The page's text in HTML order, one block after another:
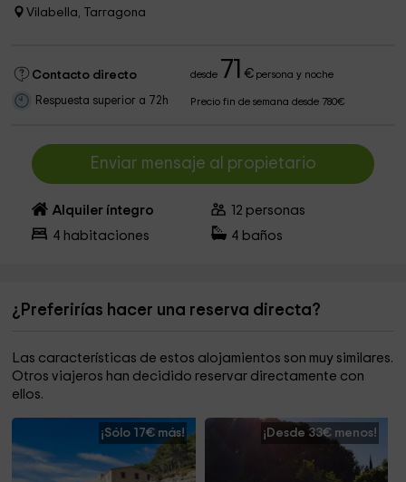
Vilabella, Tarragona
Contacto directo desde 71 €persona y noche
Respuesta superior a 72h Precio fin de semana desde 780€
Enviar mensaje al propietario
Alquiler íntegro 12 personas
4 habitaciones 4 baños
¿Preferirías hacer una reserva directa?
Las características de estos alojamientos son muy similares.
Otros viajeros han decidido reservar directamente con
ellos.
¡Sólo 17€ más! ¡Desde 33€ menos!